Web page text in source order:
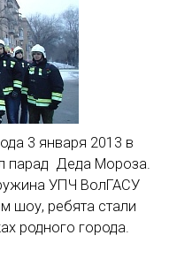
3 января 2013 в
парад Деда Мороза.
УПЧ ВолГАСУ
шоу, ребята стали
родного города.